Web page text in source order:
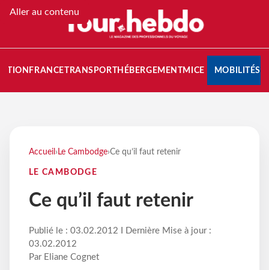
Aller au contenu
FRANCETRANSPORT HÉBERGEMENTMICE MOBILITÉS
Accueil › Le Cambodge›Ce qu’il faut retenir
LE CAMBODGE
Ce qu’il faut retenir
Publié le : 03.02.2012 I Dernière Mise à jour :
03.02.2012
Par Eliane Cognet